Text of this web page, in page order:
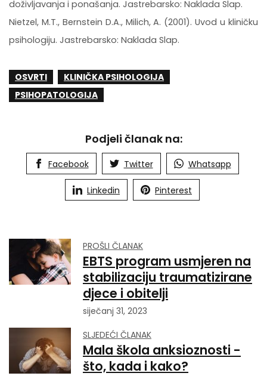
doživljavanja i ponašanja. Jastrebarsko: Naklada Slap.
Nietzel, M.T., Bernstein D.A., Milich, A. (2001). Uvod u kliničku
psihologiju. Jastrebarsko: Naklada Slap.
OSVRTI
KLINIČKA PSIHOLOGIJA
PSIHOPATOLOGIJA
Podjeli članak na:
Facebook Twitter Whatsapp
Linkedin Pinterest
PROŠLI ČLANAK
EBTS program usmjeren na
stabilizaciju traumatizirane
djece i obitelji
siječanj 31, 2023
SLJEDEĆI ČLANAK
Mala škola anksioznosti -
što, kada i kako?